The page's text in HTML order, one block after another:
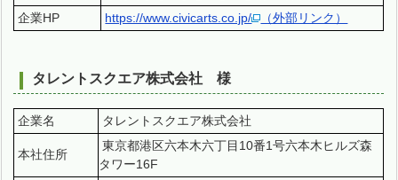
企業HP
https://www.civicarts.co.jp/ （外部リンク）
タレントスクエア株式会社 様
企業名 タレントスクエア株式会社
本社住所
東京都港区六本木六丁目10番1号六本木ヒルズ森
タワー16F